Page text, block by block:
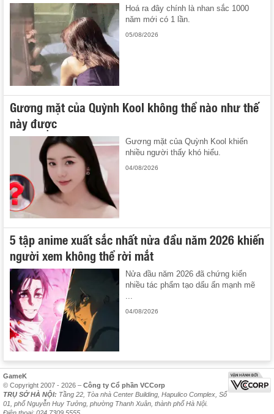
Hoá ra đây chính là nhan sắc 1000
năm mới có 1 lần.
05/08/2026
Gương mặt của Quỳnh Kool không thể nào như thế
này được
Gương mặt của Quỳnh Kool khiến
nhiều người thấy khó hiểu.
04/08/2026
5 tập anime xuất sắc nhất nửa đầu năm 2026 khiến
người xem không thể rời mắt
Nửa đầu năm 2026 đã chứng kiến
nhiều tác phẩm tạo dấu ấn mạnh mẽ
...
04/08/2026
GameK
© Copyright 2007 - 2026 – Công ty Cổ phần VCCorp
TRỤ SỞ HÀ NỘI: Tầng 22, Tòa nhà Center Building, Hapulico Complex, Số
01, phố Nguyễn Huy Tưởng, phường Thanh Xuân, thành phố Hà Nội.